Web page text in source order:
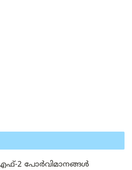
എഫ്-2 പോർവിമാനങ്ങൾ